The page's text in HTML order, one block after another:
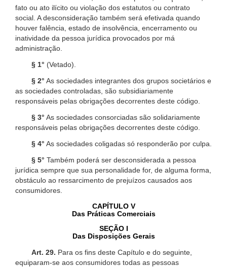
fato ou ato ilícito ou violação dos estatutos ou contrato
social. A desconsideração também será efetivada quando
houver falência, estado de insolvência, encerramento ou
inatividade da pessoa jurídica provocados por má
administração.
§ 1° (Vetado).
§ 2° As sociedades integrantes dos grupos societários e
as sociedades controladas, são subsidiariamente
responsáveis pelas obrigações decorrentes deste código.
§ 3° As sociedades consorciadas são solidariamente
responsáveis pelas obrigações decorrentes deste código.
§ 4° As sociedades coligadas só responderão por culpa.
§ 5° Também poderá ser desconsiderada a pessoa
jurídica sempre que sua personalidade for, de alguma forma,
obstáculo ao ressarcimento de prejuízos causados aos
consumidores.
CAPÍTULO V
Das Práticas Comerciais
SEÇÃO I
Das Disposições Gerais
Art. 29. Para os fins deste Capítulo e do seguinte,
equiparam-se aos consumidores todas as pessoas